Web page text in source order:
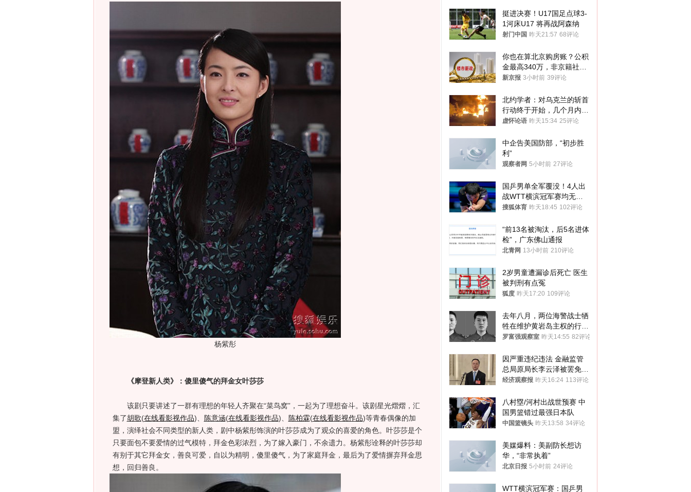
杨紫彤
《摩登新人类》：傻里傻气的拜金女叶莎莎
该剧只要讲述了一群有理想的年轻人齐聚在“菜鸟窝”，一起为了理想奋斗。该剧星光熠熠，汇
集了胡歌(在线看影视作品) 陈意涵(在线看影视作品) 陈柏霖(在线看影视作品)等青春偶像的加
盟，演绎社会不同类型的新人类，剧中杨紫彤饰演的叶莎莎成为了观众的喜爱的角色。叶莎莎是个
只要面包不要爱情的过气模特，拜金色彩浓烈，为了嫁入豪门，不余遗力。杨紫彤诠释的叶莎莎却
有别于其它拜金女，善良可爱，自以为精明，傻里傻气，为了家庭拜金，最后为了爱情摒弃拜金思
想，回归善良。
挺进决赛！U17国足点球3-
1河床U17 将再战阿森纳
射门中国 昨天21:57 68评论
你也在算北京购房账？公积
金最高340万，非京籍社保
1年
新京报 3小时前 39评论
北约学者：对乌克兰的斩首
行动终于开始，几个月内乌
将投降
虚怀论语 昨天15:34 25评论
中企告美国防部，“初步胜
利”
观察者网 5小时前 27评论
国乒男单全军覆没！4人出
战WTT横滨冠军赛均无缘
八强
搜狐体育 昨天18:45 102评论
“前13名被淘汰，后5名进体
检”，广东佛山通报
北青网 13小时前 210评论
2岁男童遭漏诊后死亡 医生
被判刑有点冤
狐度 昨天17:20 109评论
去年八月，两位海警战士牺
牲在维护黄岩岛主权的行动
中
罗富强观察室 昨天14:55 82评论
因严重违纪违法 金融监管
总局原局长李云泽被罢免全
国人大代表
经济观察报 昨天16:24 113评论
八村塁/河村出战世预赛 中
国男篮错过最强日本队
中国篮镜头 昨天13:58 34评论
美媒爆料：美副防长想访
华，“非常执着”
北京日报 5小时前 24评论
WTT横滨冠军赛：国乒男